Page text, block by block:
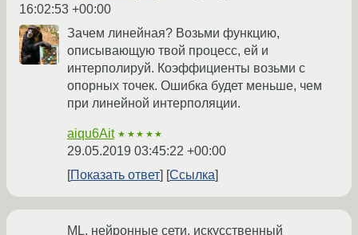
16:02:53 +00:00
Зачем линейная? Возьми функцию,
описывающую твой процесс, ей и
интерполируй. Коэффициенты возьми с
опорных точек. Ошибка будет меньше, чем
при линейной интерполяции.
aiqu6Ait ★★★★★
29.05.2019 03:45:22 +00:00
Показать ответ
Ссылка
ML, нейронные сети, искусственный